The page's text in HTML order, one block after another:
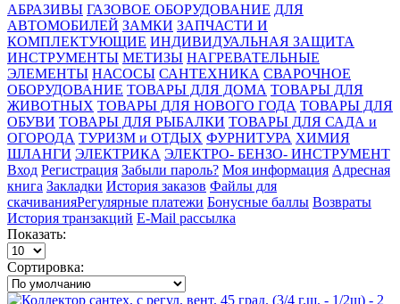
АБРАЗИВЫ ГАЗОВОЕ ОБОРУДОВАНИЕ ДЛЯ
АВТОМОБИЛЕЙ ЗАМКИ ЗАПЧАСТИ И
КОМПЛЕКТУЮЩИЕ ИНДИВИДУАЛЬНАЯ ЗАЩИТА
ИНСТРУМЕНТЫ МЕТИЗЫ НАГРЕВАТЕЛЬНЫЕ
ЭЛЕМЕНТЫ НАСОСЫ САНТЕХНИКА СВАРОЧНОЕ
ОБОРУДОВАНИЕ ТОВАРЫ ДЛЯ ДОМА ТОВАРЫ ДЛЯ
ЖИВОТНЫХ ТОВАРЫ ДЛЯ НОВОГО ГОДА ТОВАРЫ ДЛЯ
ОБУВИ ТОВАРЫ ДЛЯ РЫБАЛКИ ТОВАРЫ ДЛЯ САДА и
ОГОРОДА ТУРИЗМ и ОТДЫХ ФУРНИТУРА ХИМИЯ
ШЛАНГИ ЭЛЕКТРИКА ЭЛЕКТРО- БЕНЗО- ИНСТРУМЕНТ
Вход Регистрация Забыли пароль? Моя информация Адресная
книга Закладки История заказов Файлы для
скачиванияРегулярные платежи Бонусные баллы Возвраты
История транзакций E-Mail рассылка
Показать:
Сортировка: